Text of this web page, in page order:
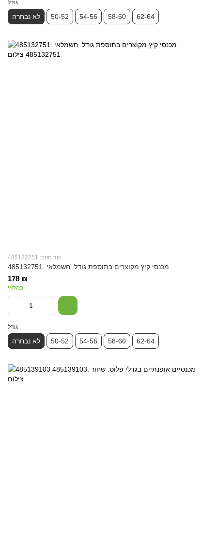
גודל
לא נבחרה 50-52 54-56 58-60 62-64
קוד ספק: 485132751
מכנסי קיץ מקוצרים בתוספת גודל. חשמלאי .485132751
178 ₪
במלאי
גודל
לא נבחרה 50-52 54-56 58-60 62-64